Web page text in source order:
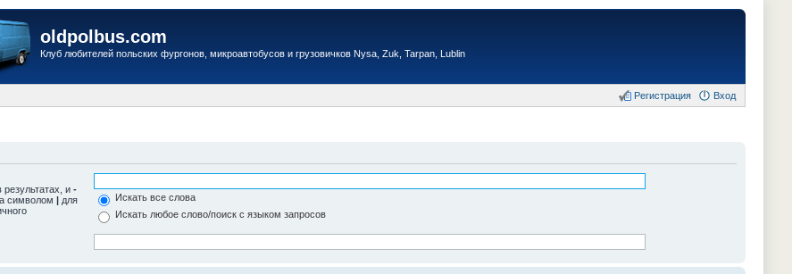
oldpolbus.com
Клуб любителей польских фургонов, микроавтобусов и грузовичков Nysa, Zuk, Tarpan, Lublin
Вход
Регистрация
и -
символом | для
Искать все слова
Искать любое слово/поиск с языком запросов